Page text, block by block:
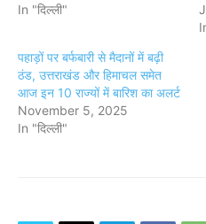
In "दिल्ली"
पहाड़ों पर बर्फबारी से मैदानों में बढ़ी
ठंड, उत्तराखंड और हिमाचल समेत
आज इन 10 राज्यों में बारिश का अलर्ट
November 5, 2025
In "दिल्ली"